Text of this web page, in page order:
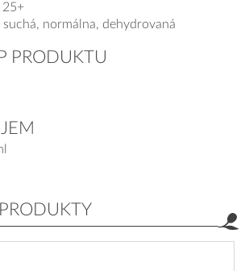
25+
suchá, normálna, dehydrovaná
PRODUKTU